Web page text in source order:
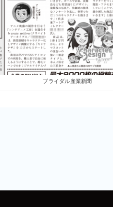
ブライダル産業新聞